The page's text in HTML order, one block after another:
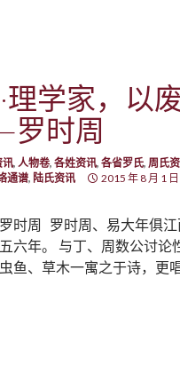
理学家，以
时周
讯, 人物卷, 各姓资讯, 各省罗氏, 周氏
通谱, 陆氏资讯 2015 年 8 月 1 日
罗时周 罗时周、易大年俱江
六年。 与丁、周数公讨
鱼、草木一寓之于诗，更